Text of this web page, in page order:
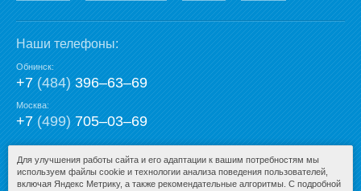
Наши телефоны:
Обнинск:
+7(484)396‒63‒69
Москва:
+7(499)705‒03‒69
E-mail:
mail@san-premium.ru
Для улучшения работы сайта и его адаптации к вашим потребностям мы
используем файлы cookie и технологии анализа поведения пользователей,
включая Яндекс Метрику, а также рекомендательные алгоритмы. С подробной